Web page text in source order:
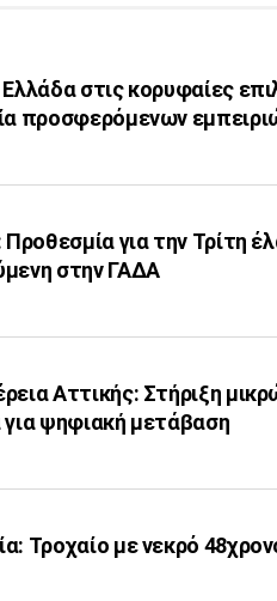
στις κορυφαίες
προσφερόμενων
για την Τρίτη
στην ΓΑΔΑ
Αττικής: Στήριξη
για ψηφιακή μετάβαση
Τροχαίο με νεκρό